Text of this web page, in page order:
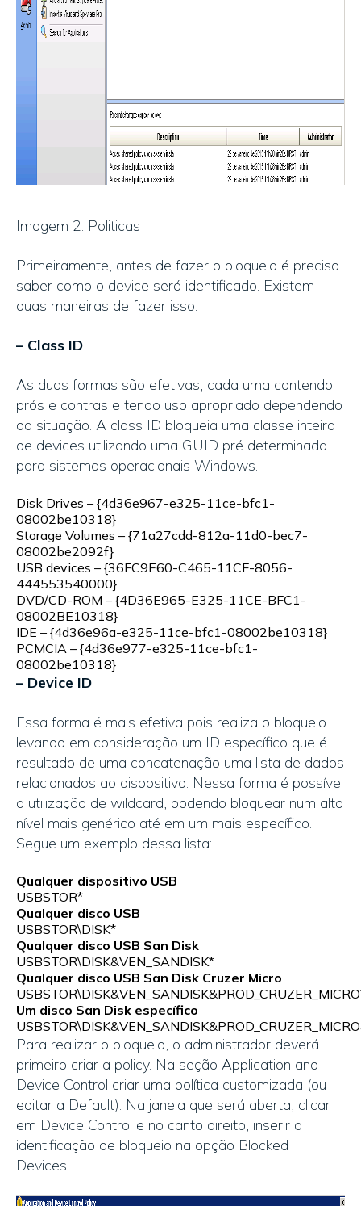
Imagem 2: Politicas
Primeiramente, antes de fazer o bloqueio é preciso
saber como o device será identificado. Existem
duas maneiras de fazer isso:
– Class ID
As duas formas são efetivas, cada uma contendo
prós e contras e tendo uso apropriado dependendo
da situação. A class ID bloqueia uma classe inteira
de devices utilizando uma GUID pré determinada
para sistemas operacionais Windows.
Disk Drives – {4d36e967-e325-11ce-bfc1-
08002be10318}
Storage Volumes – {71a27cdd-812a-11d0-bec7-
08002be2092f}
USB devices – {36FC9E60-C465-11CF-8056-
444553540000}
DVD/CD-ROM – {4D36E965-E325-11CE-BFC1-
08002BE10318}
IDE – {4d36e96a-e325-11ce-bfc1-08002be10318}
PCMCIA – {4d36e977-e325-11ce-bfc1-
08002be10318}
– Device ID
Essa forma é mais efetiva pois realiza o bloqueio
levando em consideração um ID específico que é
resultado de uma concatenação uma lista de dados
relacionados ao dispositivo. Nessa forma é possível
a utilização de wildcard, podendo bloquear num alto
nível mais genérico até em um mais específico.
Segue um exemplo dessa lista:
Qualquer dispositivo USB
USBSTOR*
Qualquer disco USB
USBSTOR\DISK*
Qualquer disco USB San Disk
USBSTOR\DISK&VEN_SANDISK*
Qualquer disco USB San Disk Cruzer Micro
Um disco San Disk específico
Para realizar o bloqueio, o administrador deverá
primeiro criar a policy. Na seção Application and
Device Control criar uma política customizada (ou
editar a Default). Na janela que será aberta, clicar
em Device Control e no canto direito, inserir a
identificação de bloqueio na opção Blocked
Devices: